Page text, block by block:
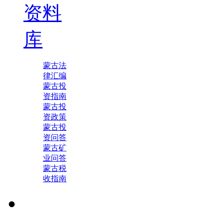
资料
库
蒙古法
律汇编
蒙古投
资指南
蒙古投
资政策
蒙古投
资问答
蒙古矿
业问答
蒙古税
收指南